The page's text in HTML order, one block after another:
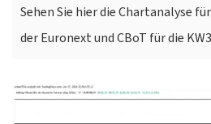
Sehen Sie hier die Chartanalyse
der Euronext und CBoT für die